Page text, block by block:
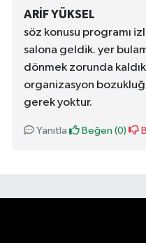
ARİF YÜKSEL
söz konusu programı
salona geldik. yer
dönmek zorunda
organizasyon
gerek yoktur.
Yanıtla Beğen (0)